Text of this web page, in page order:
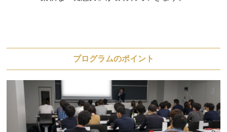
プログラムのポイント